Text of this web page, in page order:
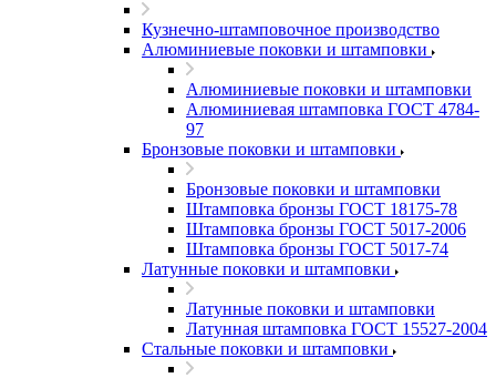
Кузнечно-штамповочное производство
Алюминиевые поковки и штамповки
Алюминиевые поковки и штамповки
Алюминиевая штамповка ГОСТ 4784-
97
Бронзовые поковки и штамповки
Бронзовые поковки и штамповки
Штамповка бронзы ГОСТ 18175-78
Штамповка бронзы ГОСТ 5017-2006
Штамповка бронзы ГОСТ 5017-74
Латунные поковки и штамповки
Латунные поковки и штамповки
Латунная штамповка ГОСТ 15527-2004
Стальные поковки и штамповки